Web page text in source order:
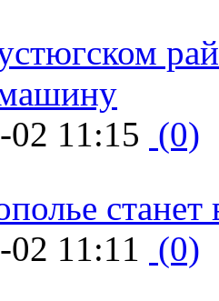
02 11:15 (0)
11:11 (0)